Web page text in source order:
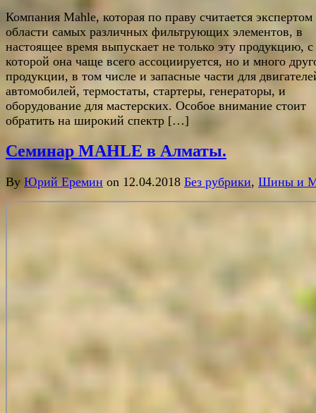
Компания Mahle, которая по праву считается экспертом
области самых различных фильтрующих элементов, в
настоящее время выпускает не только эту продукцию, с
которой она чаще всего ассоциируется, но и много
продукции, в том числе и запасные части для
автомобилей, термостаты, стартеры, генераторы, и
оборудование для мастерских. Особое внимание стоит
обратить на широкий спектр […]
Семинар MAHLE в Алматы.
By Юрий Еремин on 12.04.2018 Без рубрики, Шины и